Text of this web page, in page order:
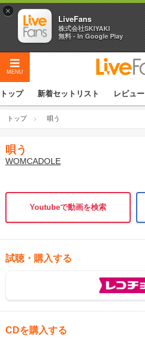
MENU
トップ 新着セットリスト レビュー
トップ 唄う
唄う
WOMCADOLE
Youtubeで動画を検索
試聴・購入する
CDを購入する
×
LiveFans
株式会社SKIYAKI
無料 - In Google Play